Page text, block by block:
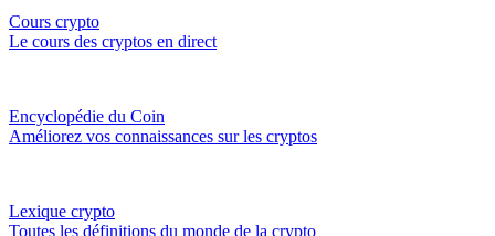
Cours crypto
Le cours des cryptos en direct
Encyclopédie du Coin
Améliorez vos connaissances sur les cryptos
Lexique crypto
Toutes les définitions du monde de la crypto